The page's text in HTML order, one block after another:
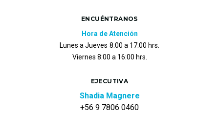
ENCUÉNTRANOS
Hora de Atención
Lunes a Jueves 8:00 a 17:00 hrs.
Viernes 8:00 a 16:00 hrs.
EJECUTIVA
Shadia Magnere
+56 9 7806 0460